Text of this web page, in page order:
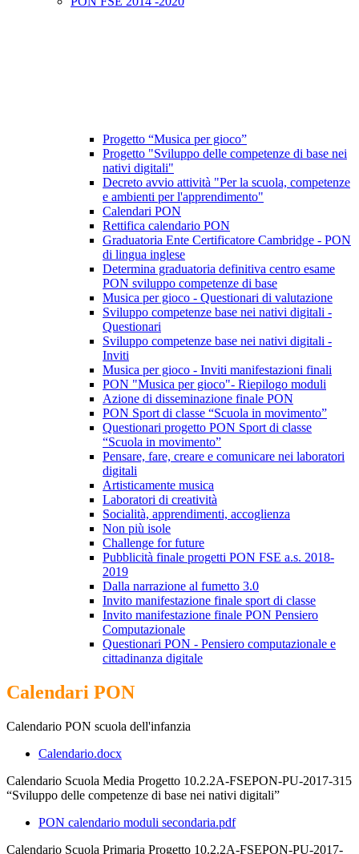
Progetto “Musica per gioco”
Progetto "Sviluppo delle competenze di base nei
nativi digitali"
Decreto avvio attività "Per la scuola, competenze
e ambienti per l'apprendimento"
Calendari PON
Rettifica calendario PON
Graduatoria Ente Certificatore Cambridge - PON
di lingua inglese
Determina graduatoria definitiva centro esame
PON sviluppo competenze di base
Musica per gioco - Questionari di valutazione
Sviluppo competenze base nei nativi digitali -
Questionari
Sviluppo competenze base nei nativi digitali -
Inviti
Musica per gioco - Inviti manifestazioni finali
PON "Musica per gioco"- Riepilogo moduli
Azione di disseminazione finale PON
PON Sport di classe “Scuola in movimento”
Questionari progetto PON Sport di classe
“Scuola in movimento”
Pensare, fare, creare e comunicare nei laboratori
digitali
Artisticamente musica
Laboratori di creatività
Socialità, apprendimenti, accoglienza
Non più isole
Challenge for future
Pubblicità finale progetti PON FSE a.s. 2018-
2019
Dalla narrazione al fumetto 3.0
Invito manifestazione finale sport di classe
Invito manifestazione finale PON Pensiero
Computazionale
Questionari PON - Pensiero computazionale e
cittadinanza digitale
Calendari PON
Calendario PON scuola dell'infanzia
Calendario.docx
Calendario Scuola Media Progetto 10.2.2A-FSEPON-PU-2017-315
“Sviluppo delle competenze di base nei nativi digitali”
PON calendario moduli secondaria.pdf
Calendario Scuola Primaria Progetto 10.2.2A-FSEPON-PU-2017-